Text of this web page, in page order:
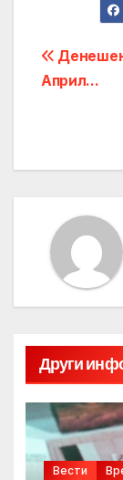
Post
Април…
Други
Вести